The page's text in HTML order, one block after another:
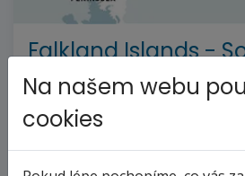
Falkland Islands -
- Elephant Island -
Polar Circle (m/v
Antarktida
Na našem webu
cookies